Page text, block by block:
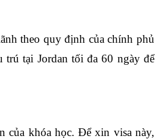
theo quy định của chính phủ
trú tại Jordan tối đa 60 ngày để
của khóa học. Để xin visa này,